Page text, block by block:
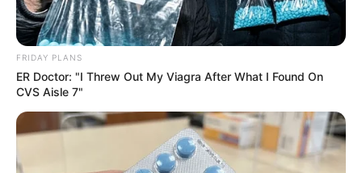
FRIDAY PLANS
ER Doctor: "I Threw Out My Viagra After What I Found On
CVS Aisle 7"